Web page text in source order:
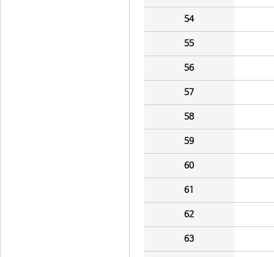
54
55
56
57
58
59
60
61
62
63